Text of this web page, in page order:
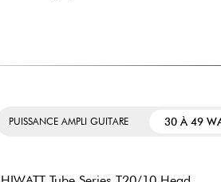
PUISSANCE AMPLI GUITARE 30 À 49